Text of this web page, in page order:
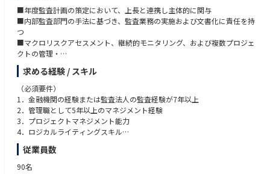
ご入社後は日次の定例業務を通じたOJTを中心に、各リスクに関する業務
を一通り習得した後、
複数のリスクを分担して担当していただき、リスク管理に関する企画業
務、推進を行っていただきます。
なお、ご入社直後は下記業務を担当いただく予定となります。
・オフサイトモニタリング(銀行の健全性を金融庁や日銀へ報告)
・自己査定(資産を区分し、危険度に応じて引当金を計上、自己資本比率を
算定する)等
銀行ではありますが、いろいろな業界出身の中途入社者が働いており、
一般企業のような色合い（意思決定のスピード感・社内の風通しの良さ
等）もあります。
■年度監査計画の策定において、上長と連携し主体的に関与
■内部監査部門の手法に基づき、監査業務の実施および文書化に責任を持
つ
■マクロリスクアセスメント、継続的モニタリング、および複数プロジェ
クトの管理・
監督を行い、期日内かつ期待される水準での完了に責任を持つ
■監査対象部門のシニアステークホルダーとの円滑なコミュニケーション
の推進
■監査・リスク・統制に関する知識を活用し、複雑な分析および課題対応
を遂行
■複雑または大規模な監査プロジェクトにおいて、プロジェクトリーダー
として従事
求める経験 / スキル
（必須要件）
1．金融機関の経験または監査法人の監査経験が7年以上
2．管理職として5年以上のマネジメント経験
3．プロジェクトマネジメント能力
4．ロジカルライティングスキル
5．コミュニケーションスキル（特にコンフリクトマネジメント）
（歓迎要件）
従業員数
90名